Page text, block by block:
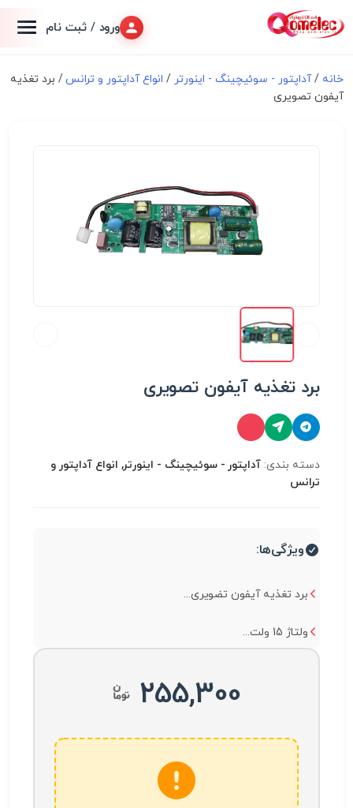
ورود / ثبت نام
خانه /آداپتور - سوئیچینگ - اینورتر / انواع آداپتور و ترانس/ برد تغذیه
آیفون تصویری
برد تغذیه آیفون تصویری
دسته بندی: آداپتور - سوئیچینگ - اینورتر, انواع آداپتور و
ترانس
ویژگی‌ها:
برد تغذیه آیفون تضویری...
ولتاژ 15 ولت...
255,300